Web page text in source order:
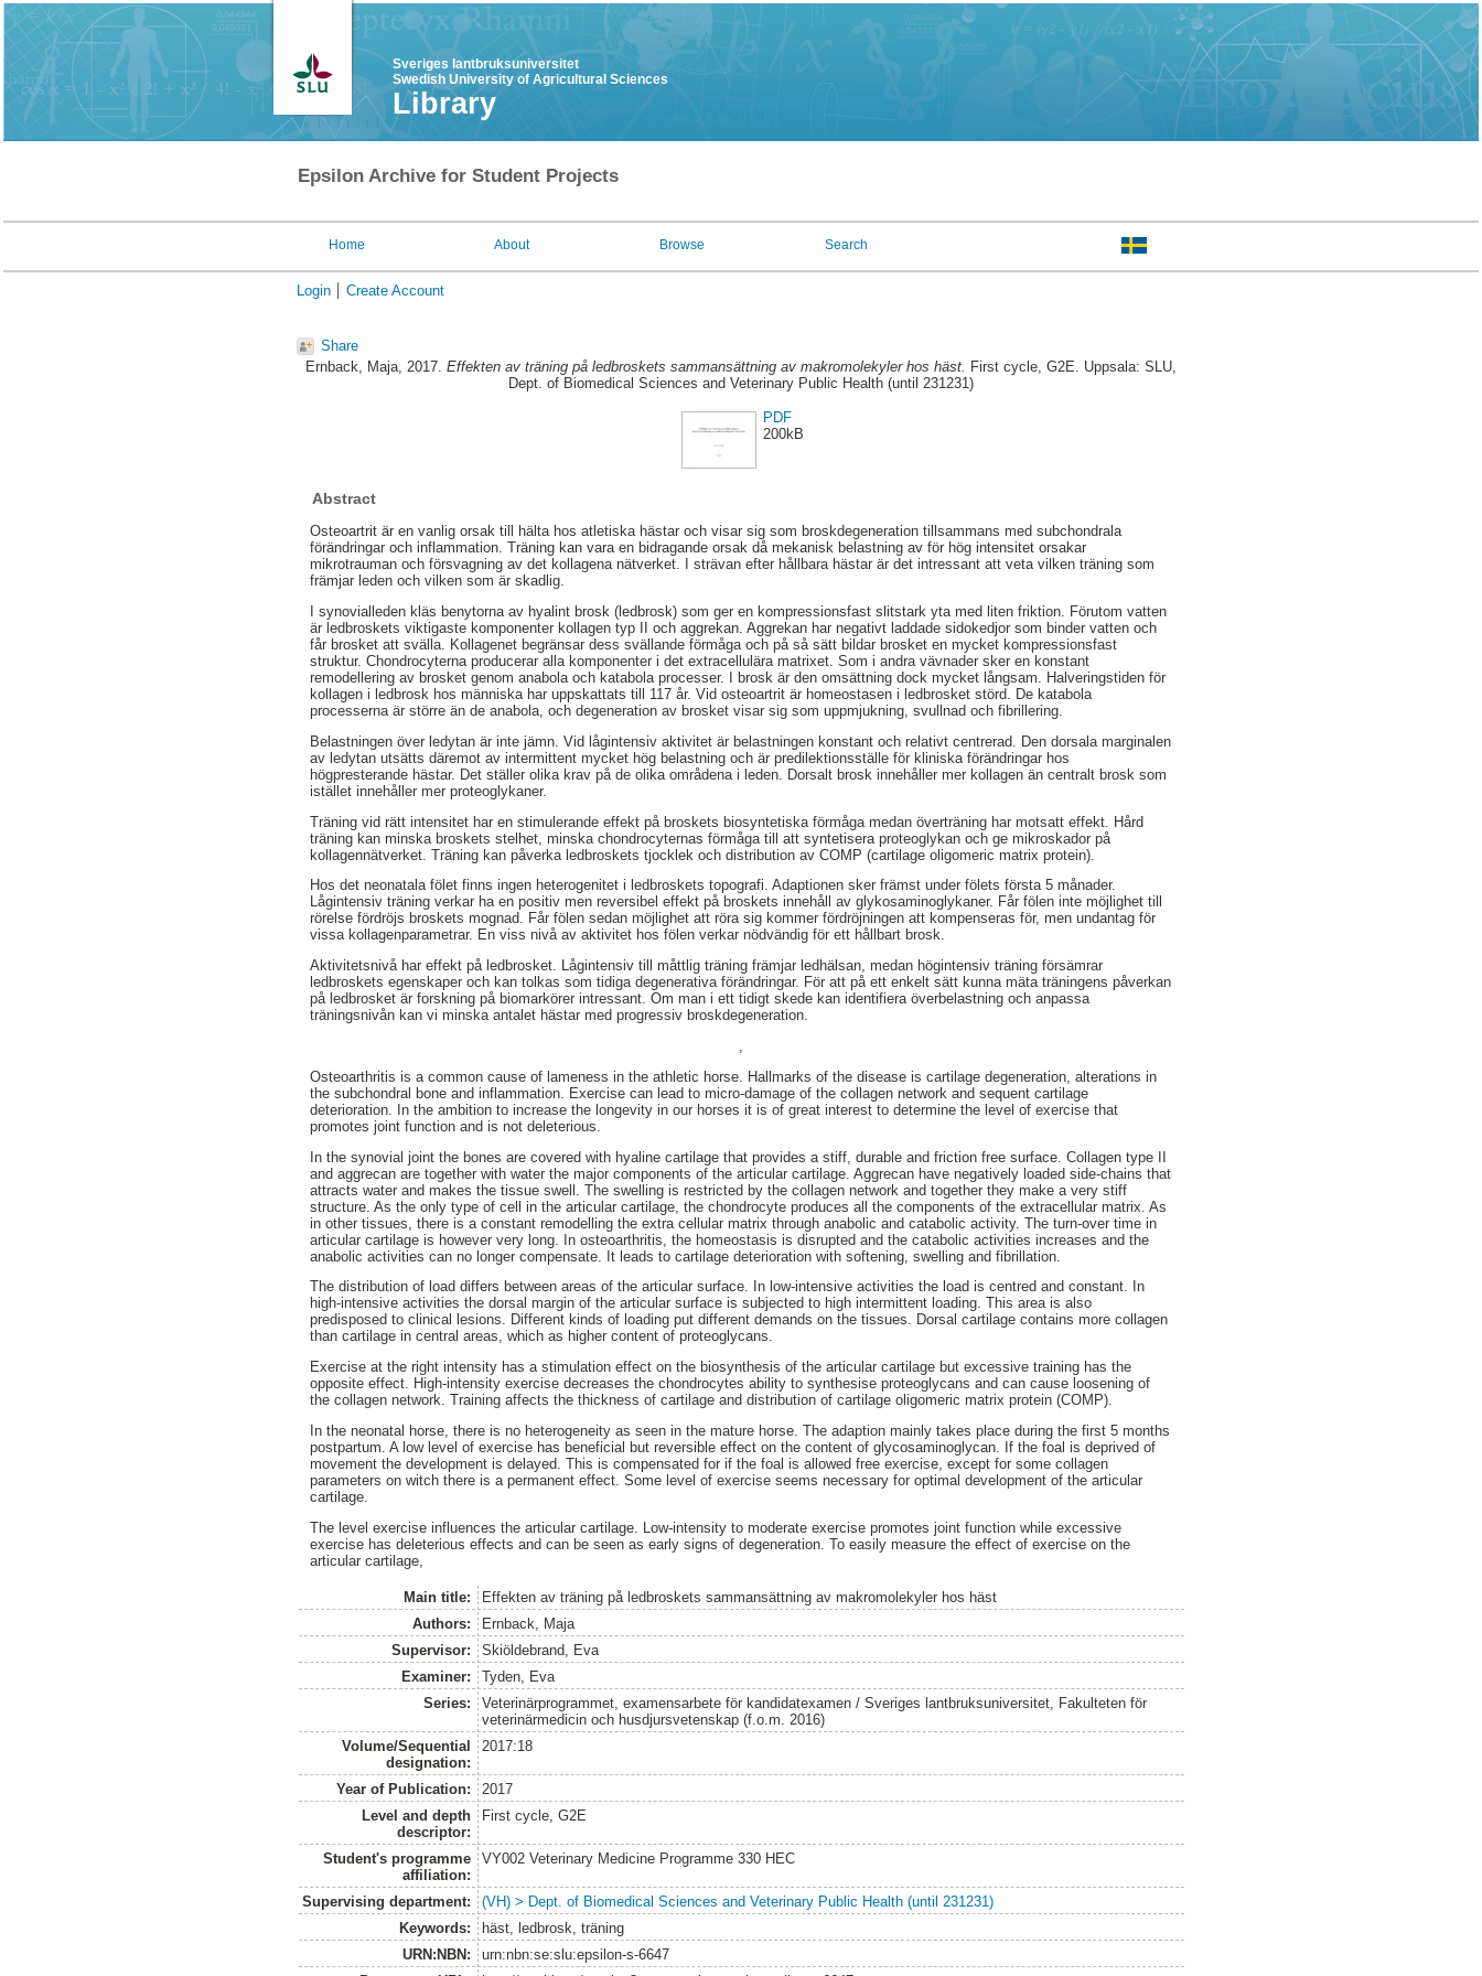
Sveriges lantbruksuniversitet
Swedish University of Agricultural Sciences
Library
Epsilon Archive for Student Projects
Home About Browse Search
Login Create Account
Share
Ernback, Maja, 2017. Effekten av träning på ledbroskets sammansättning av makromolekyler hos häst. First cycle, G2E. Uppsala: SLU,
Dept. of Biomedical Sciences and Veterinary Public Health (until 231231)
PDF
200kB
Abstract
Osteoartrit är en vanlig orsak till hälta hos atletiska hästar och visar sig som broskdegeneration tillsammans med subchondrala
förändringar och inflammation. Träning kan vara en bidragande orsak då mekanisk belastning av för hög intensitet orsakar
mikrotrauman och försvagning av det kollagena nätverket. I strävan efter hållbara hästar är det intressant att veta vilken träning som
främjar leden och vilken som är skadlig.
I synovialleden kläs benytorna av hyalint brosk (ledbrosk) som ger en kompressionsfast slitstark yta med liten friktion. Förutom vatten
är ledbroskets viktigaste komponenter kollagen typ II och aggrekan. Aggrekan har negativt laddade sidokedjor som binder vatten och
får brosket att svälla. Kollagenet begränsar dess svällande förmåga och på så sätt bildar brosket en mycket kompressionsfast
struktur. Chondrocyterna producerar alla komponenter i det extracellulära matrixet. Som i andra vävnader sker en konstant
remodellering av brosket genom anabola och katabola processer. I brosk är den omsättning dock mycket långsam. Halveringstiden för
kollagen i ledbrosk hos människa har uppskattats till 117 år. Vid osteoartrit är homeostasen i ledbrosket störd. De katabola
processerna är större än de anabola, och degeneration av brosket visar sig som uppmjukning, svullnad och fibrillering.
Belastningen över ledytan är inte jämn. Vid lågintensiv aktivitet är belastningen konstant och relativt centrerad. Den dorsala marginalen
av ledytan utsätts däremot av intermittent mycket hög belastning och är predilektionsställe för kliniska förändringar hos
högpresterande hästar. Det ställer olika krav på de olika områdena i leden. Dorsalt brosk innehåller mer kollagen än centralt brosk som
istället innehåller mer proteoglykaner.
Träning vid rätt intensitet har en stimulerande effekt på broskets biosyntetiska förmåga medan överträning har motsatt effekt. Hård
träning kan minska broskets stelhet, minska chondrocyternas förmåga till att syntetisera proteoglykan och ge mikroskador på
kollagennätverket. Träning kan påverka ledbroskets tjocklek och distribution av COMP (cartilage oligomeric matrix protein).
Hos det neonatala fölet finns ingen heterogenitet i ledbroskets topografi. Adaptionen sker främst under fölets första 5 månader.
Lågintensiv träning verkar ha en positiv men reversibel effekt på broskets innehåll av glykosaminoglykaner. Får fölen inte möjlighet till
rörelse fördröjs broskets mognad. Får fölen sedan möjlighet att röra sig kommer fördröjningen att kompenseras för, men undantag för
vissa kollagenparametrar. En viss nivå av aktivitet hos fölen verkar nödvändig för ett hållbart brosk.
Aktivitetsnivå har effekt på ledbrosket. Lågintensiv till måttlig träning främjar ledhälsan, medan högintensiv träning försämrar
ledbroskets egenskaper och kan tolkas som tidiga degenerativa förändringar. För att på ett enkelt sätt kunna mäta träningens påverkan
på ledbrosket är forskning på biomarkörer intressant. Om man i ett tidigt skede kan identifiera överbelastning och anpassa
träningsnivån kan vi minska antalet hästar med progressiv broskdegeneration.
Osteoarthritis is a common cause of lameness in the athletic horse. Hallmarks of the disease is cartilage degeneration, alterations in
the subchondral bone and inflammation. Exercise can lead to micro-damage of the collagen network and sequent cartilage
deterioration. In the ambition to increase the longevity in our horses it is of great interest to determine the level of exercise that
promotes joint function and is not deleterious.
In the synovial joint the bones are covered with hyaline cartilage that provides a stiff, durable and friction free surface. Collagen type II
and aggrecan are together with water the major components of the articular cartilage. Aggrecan have negatively loaded side-chains that
attracts water and makes the tissue swell. The swelling is restricted by the collagen network and together they make a very stiff
structure. As the only type of cell in the articular cartilage, the chondrocyte produces all the components of the extracellular matrix. As
in other tissues, there is a constant remodelling the extra cellular matrix through anabolic and catabolic activity. The turn-over time in
articular cartilage is however very long. In osteoarthritis, the homeostasis is disrupted and the catabolic activities increases and the
anabolic activities can no longer compensate. It leads to cartilage deterioration with softening, swelling and fibrillation.
The distribution of load differs between areas of the articular surface. In low-intensive activities the load is centred and constant. In
high-intensive activities the dorsal margin of the articular surface is subjected to high intermittent loading. This area is also
predisposed to clinical lesions. Different kinds of loading put different demands on the tissues. Dorsal cartilage contains more collagen
than cartilage in central areas, which as higher content of proteoglycans.
Exercise at the right intensity has a stimulation effect on the biosynthesis of the articular cartilage but excessive training has the
opposite effect. High-intensity exercise decreases the chondrocytes ability to synthesise proteoglycans and can cause loosening of
the collagen network. Training affects the thickness of cartilage and distribution of cartilage oligomeric matrix protein (COMP).
In the neonatal horse, there is no heterogeneity as seen in the mature horse. The adaption mainly takes place during the first 5 months
postpartum. A low level of exercise has beneficial but reversible effect on the content of glycosaminoglycan. If the foal is deprived of
movement the development is delayed. This is compensated for if the foal is allowed free exercise, except for some collagen
parameters on witch there is a permanent effect. Some level of exercise seems necessary for optimal development of the articular
cartilage.
The level exercise influences the articular cartilage. Low-intensity to moderate exercise promotes joint function while excessive
exercise has deleterious effects and can be seen as early signs of degeneration. To easily measure the effect of exercise on the
articular cartilage,
Main title:
Effekten av träning på ledbroskets sammansättning av makromolekyler hos häst
Authors:
Ernback, Maja
Supervisor:
Skiöldebrand, Eva
Examiner:
Tyden, Eva
Series:
Veterinärprogrammet, examensarbete för kandidatexamen / Sveriges lantbruksuniversitet, Fakulteten för
veterinärmedicin och husdjursvetenskap (f.o.m. 2016)
Volume/Sequential
designation:
2017:18
Year of Publication:
2017
Level and depth
descriptor:
First cycle, G2E
Student's programme
affiliation:
VY002 Veterinary Medicine Programme 330 HEC
Supervising department:
(VH) > Dept. of Biomedical Sciences and Veterinary Public Health (until 231231)
Keywords:
häst, ledbrosk, träning
URN:NBN:
urn:nbn:se:slu:epsilon-s-6647